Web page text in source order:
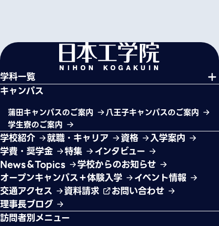
学科一覧
キャンパス
蒲田キャンパスのご案内
八王子キャンパスのご案内
学生寮のご案内
学校紹介 就職・キャリア 資格
入学案内
学費・奨学金
特集
インタビュー
News＆Topics
学校からのお知らせ
オープンキャンパス＋体験入学
イベント情報
交通アクセス
資料請求
お問い合わせ
理事長ブログ
訪問者別メニュー